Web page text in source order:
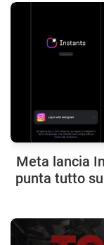
Meta lancia
punta tutto